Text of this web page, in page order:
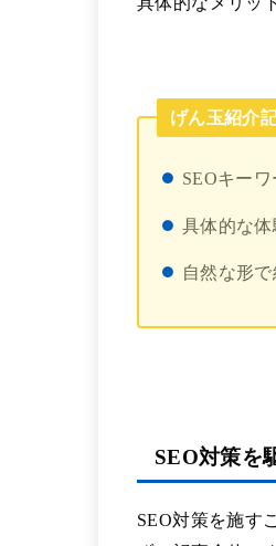
げん玉紹介
SEOキー
具体的な
自然な形
SEO対策を
SEO対策を施す